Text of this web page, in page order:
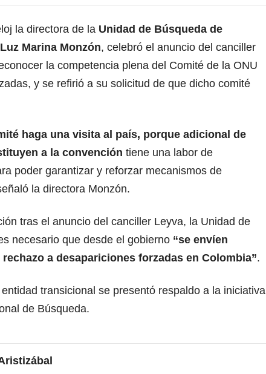
la directora de la Unidad de Búsqueda de
Marina Monzón, celebró el anuncio del canciller
la competencia plena del Comité de la ONU
y se refirió a su solicitud de que dicho comité
haga una visita al país, porque adicional de
a la convención tiene una labor de
poder garantizar y reforzar mecanismos de
la directora Monzón.
tras el anuncio del canciller Leyva, la Unidad de
necesario que desde el gobierno “se envíen
a desapariciones forzadas en Colombia”.
transicional se presentó respaldo a la iniciativa
de Búsqueda.